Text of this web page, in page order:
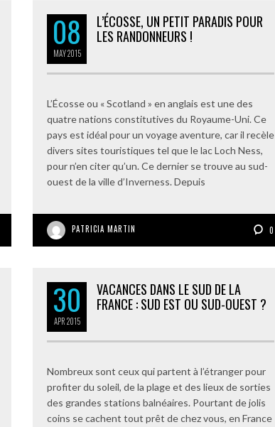
08
MAY2015
L’ÉCOSSE, UN PETIT PARADIS POUR
LES RANDONNEURS !
L’Écosse ou « Scotland » en anglais est une des
quatre nations constitutives du Royaume-Uni. Ce
pays est idéal pour un voyage aventure, car il recèle
divers sites touristiques tel que le lac Loch Ness,
pour n’en citer qu’un. Ce dernier se trouve au sud-
ouest de la ville d’Inverness. Depuis
PATRICIA MARTIN 0
30
APR2015
VACANCES DANS LE SUD DE LA
FRANCE : SUD EST OU SUD-OUEST ?
Nombreux sont ceux qui partent à l’étranger pour
profiter du soleil, de la plage et des lieux de sorties
des grandes stations balnéaires. Pourtant de jolis
coins se cachent tout prêt de chez vous, en France